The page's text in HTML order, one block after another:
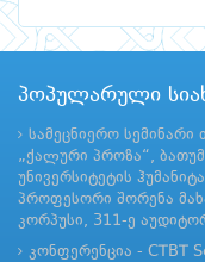
პოპულარული
სამეცნიერო
„ქალური პროზა“,
უნივერსიტეტის
პროფესორი შორენა
კორპუსი, 311-ე
კონფერენცია - CTBT